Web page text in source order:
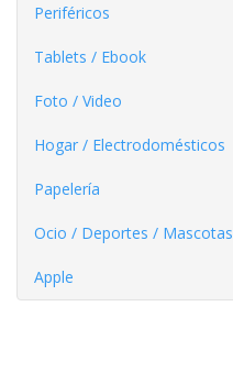
Periféricos
Tablets / Ebook
Foto / Video
Hogar / Electrodomésticos
Papelería
Ocio / Deportes / Mascotas
Apple